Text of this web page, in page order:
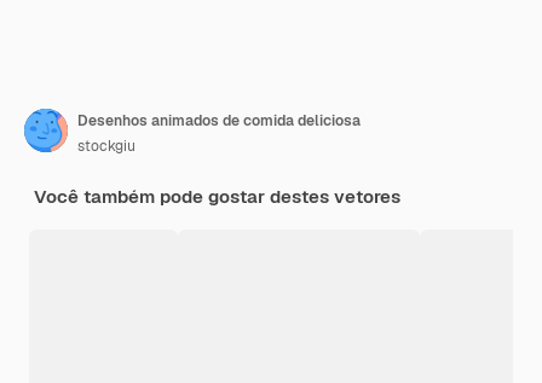
Desenhos animados de comida deliciosa
stockgiu
Você também pode gostar destes vetores